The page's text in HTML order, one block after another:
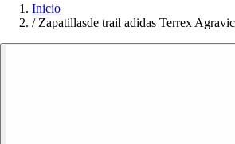
Inicio
/ Zapatillasde trail adidas Terrex